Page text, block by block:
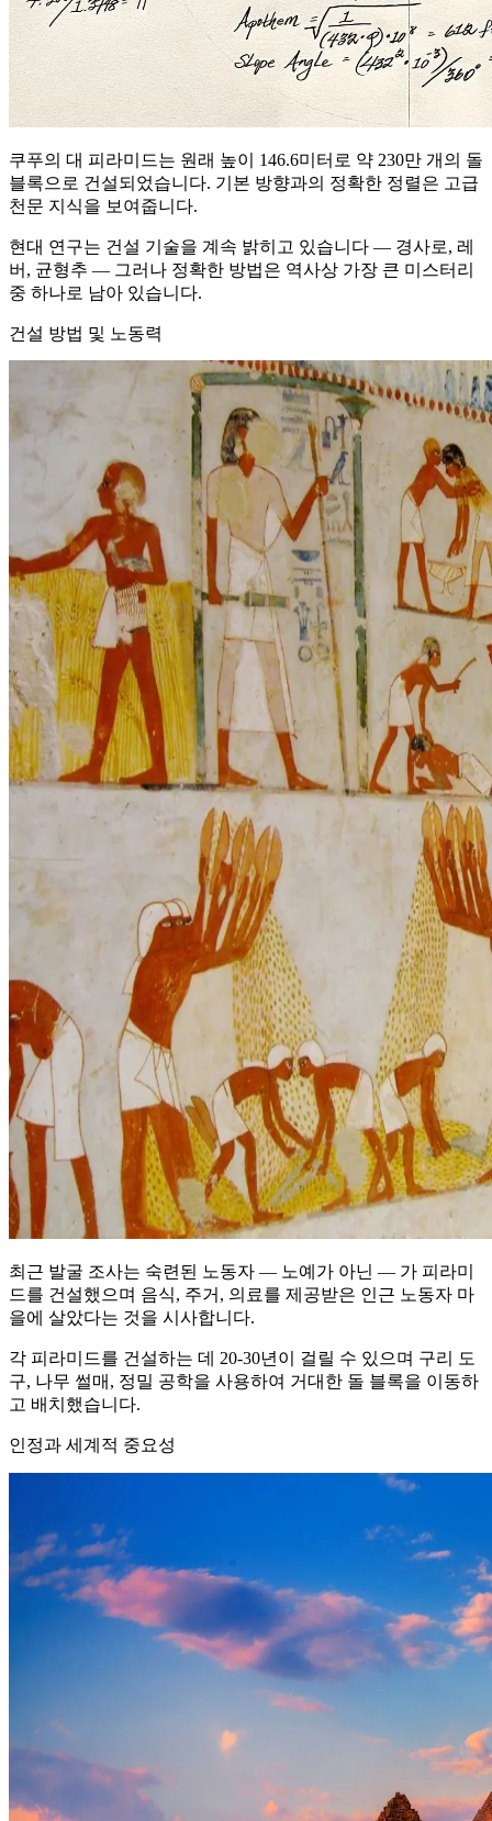
쿠푸의 대 피라미드는 원래 높이 146.6미터로 약 230만 개의 돌
블록으로 건설되었습니다. 기본 방향과의 정확한 정렬은 고급
천문 지식을 보여줍니다.
현대 연구는 건설 기술을 계속 밝히고 있습니다 — 경사로, 레
버, 균형추 — 그러나 정확한 방법은 역사상 가장 큰 미스터리
중 하나로 남아 있습니다.
건설 방법 및 노동력
최근 발굴 조사는 숙련된 노동자 — 노예가 아닌 — 가 피라미
드를 건설했으며 음식, 주거, 의료를 제공받은 인근 노동자 마
을에 살았다는 것을 시사합니다.
각 피라미드를 건설하는 데 20-30년이 걸릴 수 있으며 구리 도
구, 나무 썰매, 정밀 공학을 사용하여 거대한 돌 블록을 이동하
고 배치했습니다.
인정과 세계적 중요성